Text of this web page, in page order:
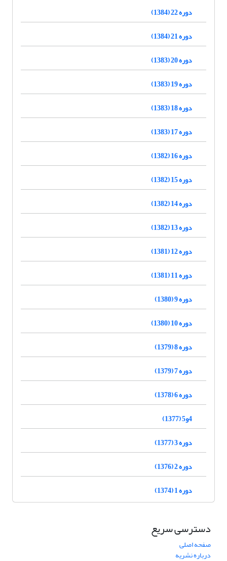
دوره 22 (1384)
دوره 21 (1384)
دوره 20 (1383)
دوره 19 (1383)
دوره 18 (1383)
دوره 17 (1383)
دوره 16 (1382)
دوره 15 (1382)
دوره 14 (1382)
دوره 13 (1382)
دوره 12 (1381)
دوره 11 (1381)
دوره 9 (1380)
دوره 10 (1380)
دوره 8 (1379)
دوره 7 (1379)
دوره 6 (1378)
4و5 (1377)
دوره 3 (1377)
دوره 2 (1376)
دوره 1 (1374)
دسترسی سریع
صفحه اصلی
درباره نشریه